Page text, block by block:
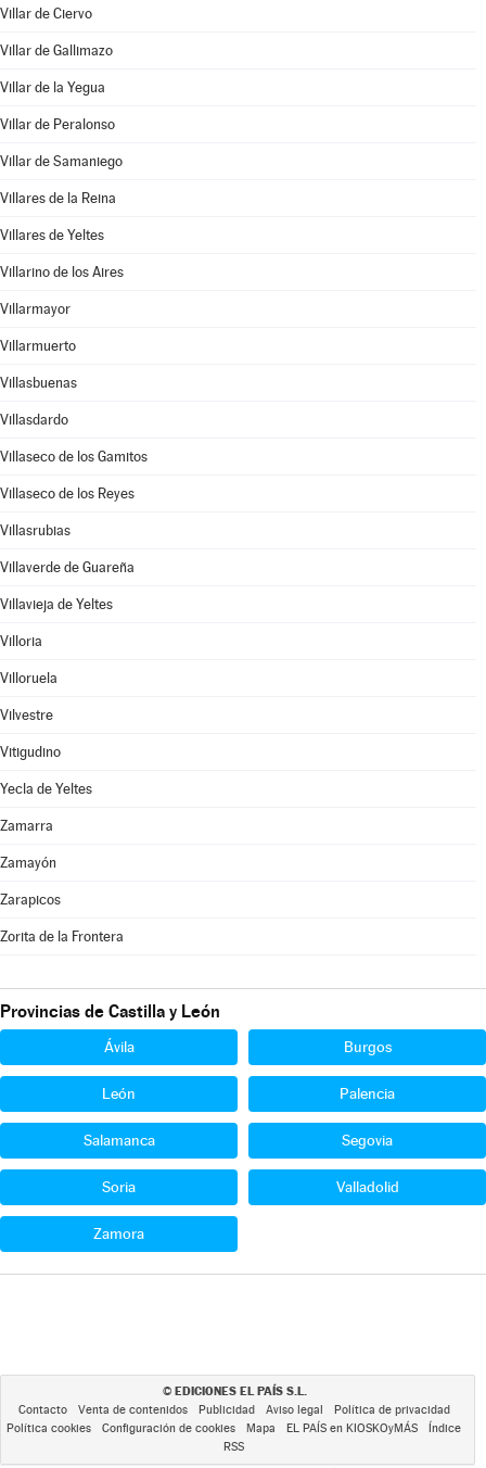
Villar de Ciervo
Villar de Gallimazo
Villar de la Yegua
Villar de Peralonso
Villar de Samaniego
Villares de la Reina
Villares de Yeltes
Villarino de los Aires
Villarmayor
Villarmuerto
Villasbuenas
Villasdardo
Villaseco de los Gamitos
Villaseco de los Reyes
Villasrubias
Villaverde de Guareña
Villavieja de Yeltes
Villoria
Villoruela
Vilvestre
Vitigudino
Yecla de Yeltes
Zamarra
Zamayón
Zarapicos
Zorita de la Frontera
Provincias de Castilla y León
Ávila Burgos
León Palencia
Salamanca Segovia
Soria Valladolid
Zamora
© EDICIONES EL PAÍS S.L.
Contacto Venta de contenidos Publicidad Aviso legal
Política de privacidad
Política cookies
Configuración de cookies Mapa EL PAÍS en KIOSKOyMÁS
Índice
RSS